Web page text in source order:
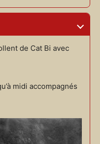
de Cat Bi avec
midi accompagnés